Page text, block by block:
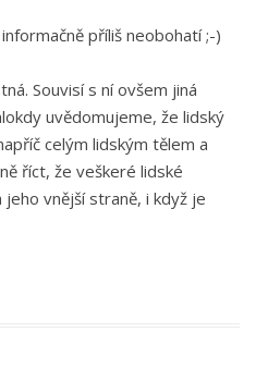
příliš neobohatí ;-)
Souvisí s ní ovšem jiná
uvědomujeme, že lidský
celým lidským tělem a
říct, že veškeré lidské
vnější straně, i když je